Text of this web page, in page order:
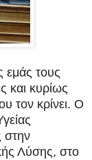
εμάς τους
και κυρίως
τον κρίνει. Ο
στην
Λύσης, στο